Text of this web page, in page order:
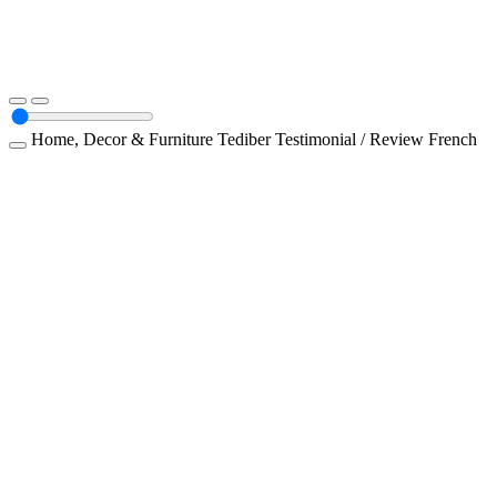
Home, Decor & Furniture TediberTestimonial / Review French